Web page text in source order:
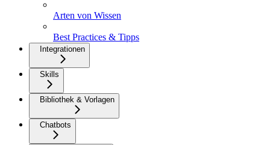
Arten von Wissen
Best Practices & Tipps
Integrationen
Skills
Bibliothek & Vorlagen
Chatbots